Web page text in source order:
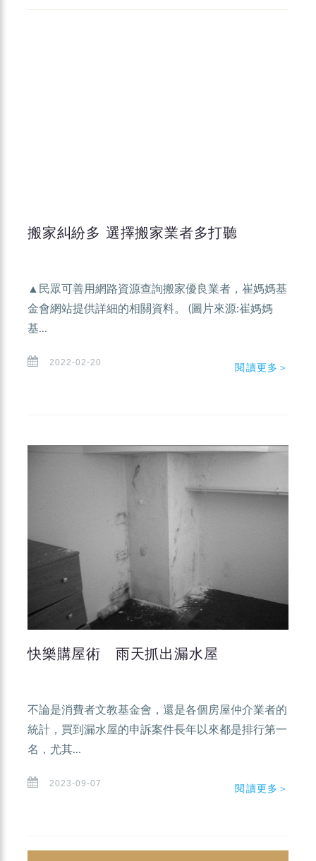
搬家糾紛多 選擇搬家業者多打聽
▲民眾可善用網路資源查詢搬家優良業者，崔媽媽基
金會網站提供詳細的相關資料。 (圖片來源:崔媽媽
基...
2022-02-20 閱讀更多＞
快樂購屋術 雨天抓出漏水屋
不論是消費者文教基金會，還是各個房屋仲介業者的
統計，買到漏水屋的申訴案件長年以來都是排行第一
名，尤其...
2023-09-07 閱讀更多＞